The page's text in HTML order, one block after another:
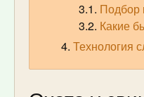
Подбор
Какие
Технология